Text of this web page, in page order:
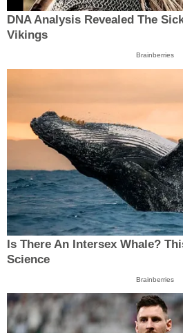
DNA Analysis Revealed The
Vikings
Brainberries
Is There An Intersex Whale?
Science
Brainberries